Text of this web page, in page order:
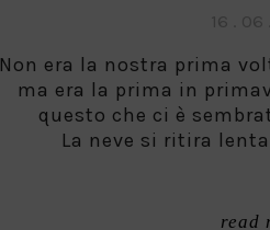
Non era la nostra prima
ma era la prima in
questo che ci è
La neve si ritira
read